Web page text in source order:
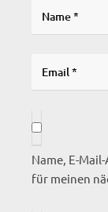
Name, E-
für meinen